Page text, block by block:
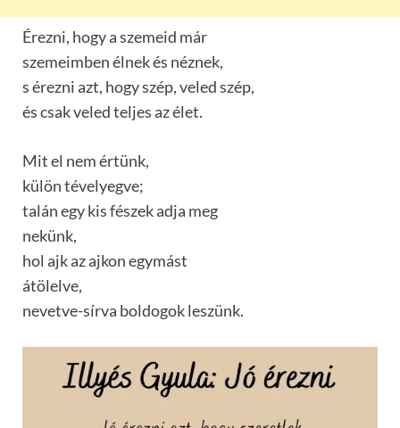
Érezni, hogy a szemeid már
szemeimben élnek és néznek,
s érezni azt, hogy szép, veled szép,
és csak veled teljes az élet.
Mit el nem értünk,
külön tévelyegve;
talán egy kis fészek adja meg
nekünk,
hol ajk az ajkon egymást
átölelve,
nevetve-sírva boldogok leszünk.